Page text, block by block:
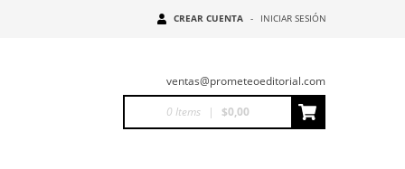
CREAR CUENTA - INICIAR SESIÓN
ventas@prometeoeditorial.com
0 Items | $0,00